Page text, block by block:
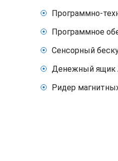
Программно-
Программное
Сенсорный
Денежный ящик
Ридер